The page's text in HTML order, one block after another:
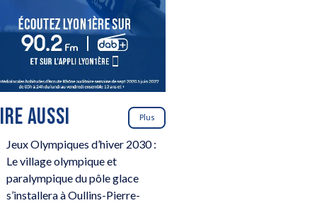
AUSSI Plus
Jeux Olympiques d’hiver 2030 :
Le village olympique et
paralympique du pôle glace
s’installera à Oullins-Pierre-